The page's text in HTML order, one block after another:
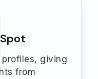
giving
from